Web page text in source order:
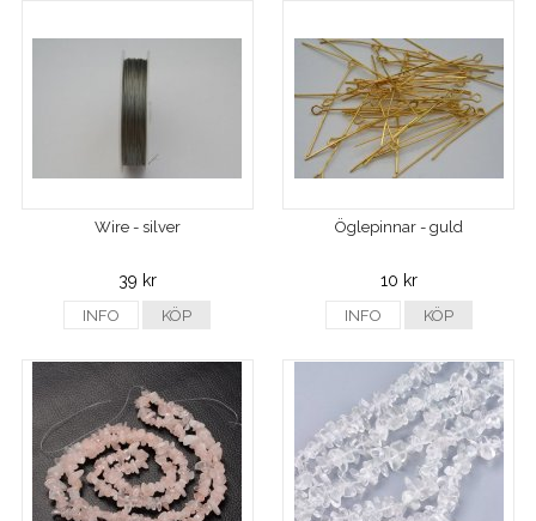
Wire - silver
39 kr
INFO KÖP
Öglepinnar - guld
10 kr
INFO KÖP